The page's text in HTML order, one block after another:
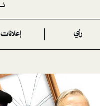
رأي إعلانات